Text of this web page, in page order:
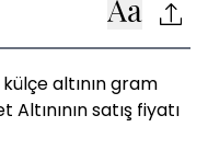
altının gram
satış fiyatı